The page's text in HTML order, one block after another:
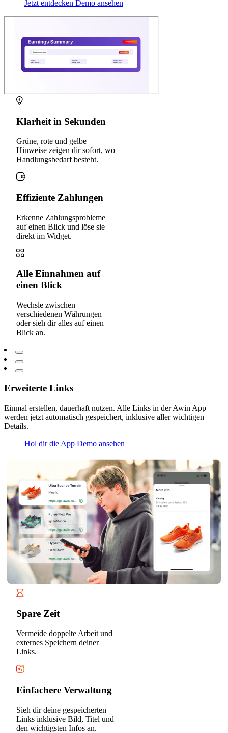
Jetzt entdecken Demo ansehen
Klarheit in Sekunden
Grüne, rote und gelbe
Hinweise zeigen dir sofort, wo
Handlungsbedarf besteht.
Effiziente Zahlungen
Erkenne Zahlungsprobleme
auf einen Blick und löse sie
direkt im Widget.
Alle Einnahmen auf
einen Blick
Wechsle zwischen
verschiedenen Währungen
oder sieh dir alles auf einen
Blick an.
Erweiterte Links
Einmal erstellen, dauerhaft nutzen. Alle Links in der Awin App
werden jetzt automatisch gespeichert, inklusive aller wichtigen
Details.
Hol dir die App Demo ansehen
Spare Zeit
Vermeide doppelte Arbeit und
externes Speichern deiner
Links.
Einfachere Verwaltung
Sieh dir deine gespeicherten
Links inklusive Bild, Titel und
den wichtigsten Infos an.